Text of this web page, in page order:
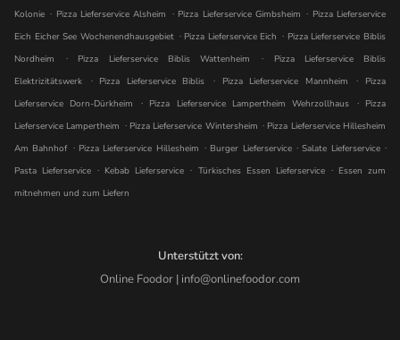
Kolonie . Pizza Lieferservice Alsheim . Pizza Lieferservice Gimbsheim . Pizza Lieferservice
Eich Eicher See Wochenendhausgebiet . Pizza Lieferservice Eich . Pizza Lieferservice Biblis
Nordheim
. Pizza Lieferservice Biblis Wattenheim .
Pizza Lieferservice Biblis
Elektrizitätswerk
. Pizza Lieferservice Biblis . Pizza Lieferservice Mannheim .
Pizza
Lieferservice Dorn-Dürkheim
. Pizza Lieferservice Lampertheim Wehrzollhaus . Pizza
Lieferservice Lampertheim . Pizza Lieferservice Wintersheim . Pizza Lieferservice Hillesheim
Am Bahnhof . Pizza Lieferservice Hillesheim . Burger Lieferservice . Salate Lieferservice .
Pasta Lieferservice . Kebab Lieferservice . Türkisches Essen Lieferservice . Essen zum
mitnehmen und zum Liefern
Unterstützt von:
Online Foodor | info@onlinefoodor.com